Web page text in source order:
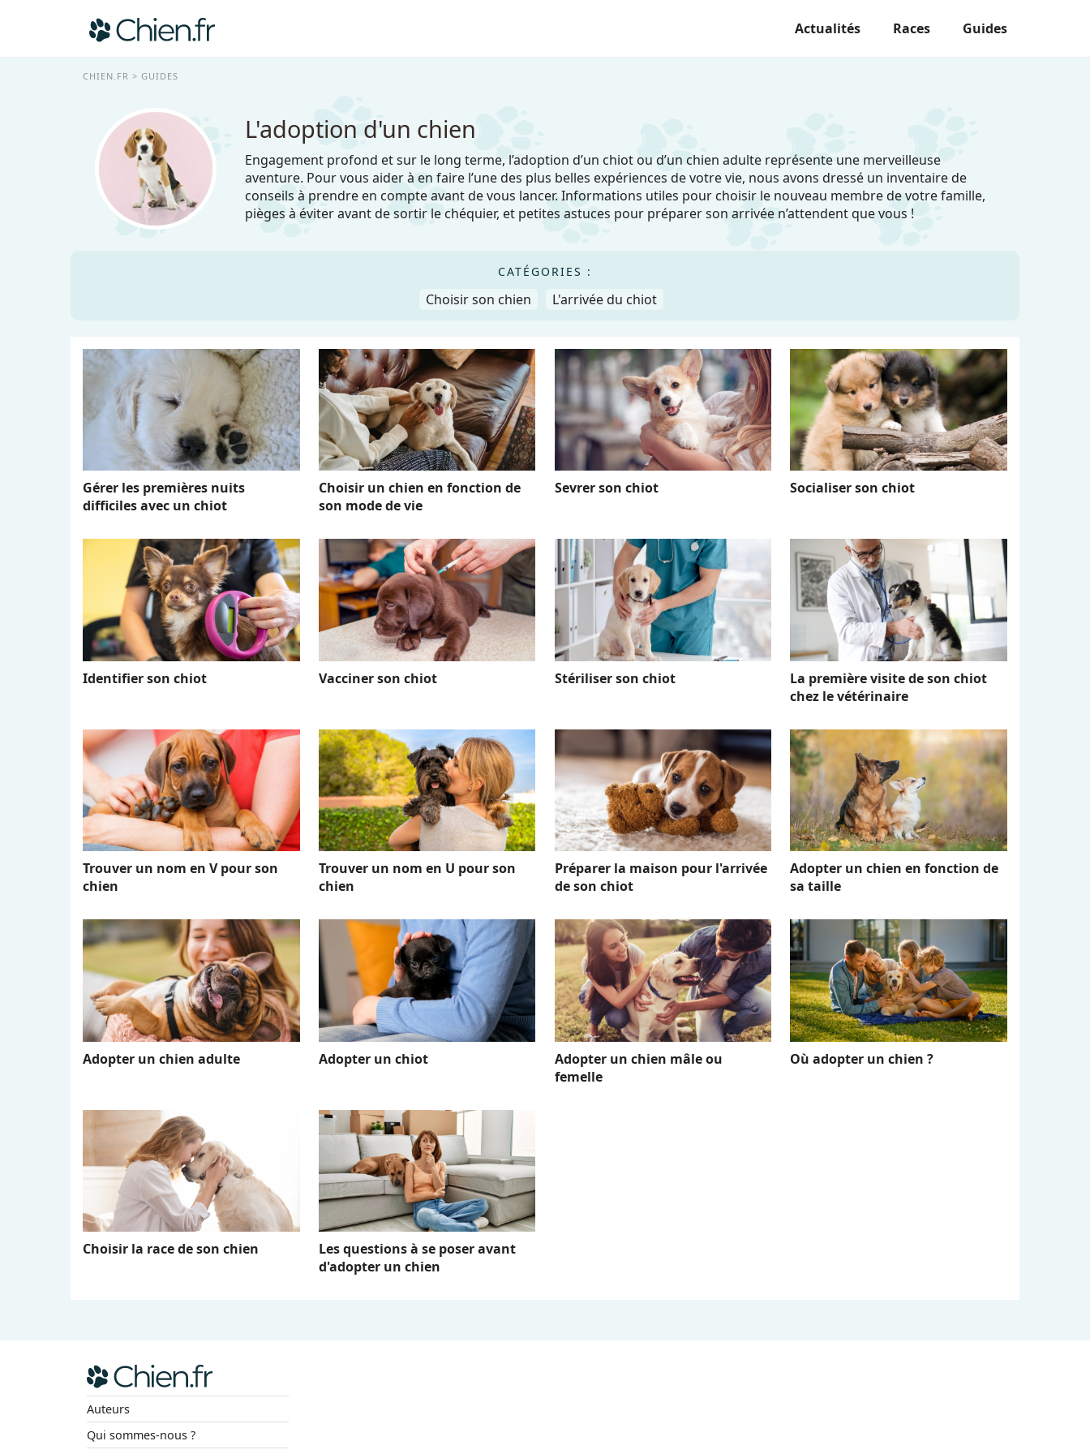
Actualités Races Guides
CHIEN.FR GUIDES
L'adoption d'un chien
Engagement profond et sur le long terme, l’adoption d’un chiot ou d’un chien adulte représente une merveilleuse
aventure. Pour vous aider à en faire l’une des plus belles expériences de votre vie, nous avons dressé un inventaire de
conseils à prendre en compte avant de vous lancer. Informations utiles pour choisir le nouveau membre de votre famille,
pièges à éviter avant de sortir le chéquier, et petites astuces pour préparer son arrivée n’attendent que vous !
CATÉGORIES :
Choisir son chien L'arrivée du chiot
Gérer les premières nuits
difficiles avec un chiot
Choisir un chien en fonction de
son mode de vie
Sevrer son chiot Socialiser son chiot
Identifier son chiot Vacciner son chiot Stériliser son chiot
La première visite de son chiot
chez le vétérinaire
Trouver un nom en V pour son
chien
Trouver un nom en U pour son
chien
Préparer la maison pour l'arrivée
de son chiot
Adopter un chien en fonction de
sa taille
Adopter un chien adulte Adopter un chiot
Adopter un chien mâle ou
femelle
Où adopter un chien ?
Choisir la race de son chien
Les questions à se poser avant
d'adopter un chien
Auteurs
Qui sommes-nous ?